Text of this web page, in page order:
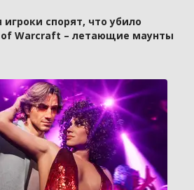
спорят, что убило
Warcraft – летающие маунты